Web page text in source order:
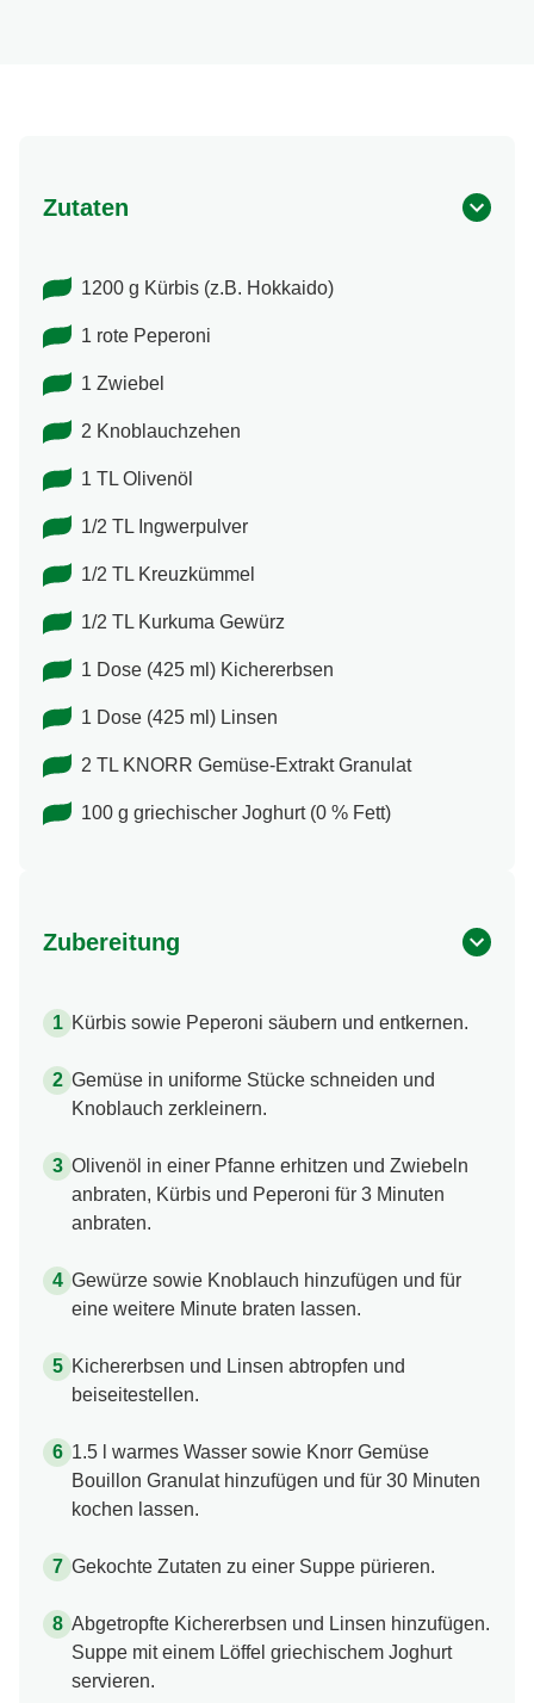
Zutaten
1200 g Kürbis (z.B. Hokkaido)
1 rote Peperoni
1 Zwiebel
2 Knoblauchzehen
1 TL Olivenöl
1/2 TL Ingwerpulver
1/2 TL Kreuzkümmel
1/2 TL Kurkuma Gewürz
1 Dose (425 ml) Kichererbsen
1 Dose (425 ml) Linsen
2 TL KNORR Gemüse-Extrakt Granulat
100 g griechischer Joghurt (0 % Fett)
Zubereitung
Kürbis sowie Peperoni säubern und entkernen.
Gemüse in uniforme Stücke schneiden und
Knoblauch zerkleinern.
Olivenöl in einer Pfanne erhitzen und Zwiebeln
anbraten, Kürbis und Peperoni für 3 Minuten
anbraten.
Gewürze sowie Knoblauch hinzufügen und für
eine weitere Minute braten lassen.
Kichererbsen und Linsen abtropfen und
beiseitestellen.
1.5 l warmes Wasser sowie Knorr Gemüse
Bouillon Granulat hinzufügen und für 30 Minuten
kochen lassen.
Gekochte Zutaten zu einer Suppe pürieren.
Abgetropfte Kichererbsen und Linsen hinzufügen.
Suppe mit einem Löffel griechischem Joghurt
servieren.